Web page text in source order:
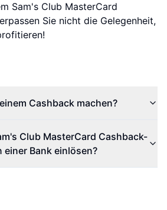
Sam's Club MasterCard
Sie nicht die Gelegenheit,
Cashback machen?
Club MasterCard Cashback-
einer Bank einlösen?